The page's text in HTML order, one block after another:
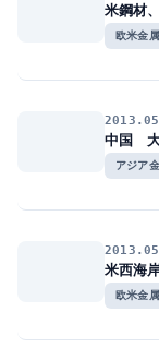
米鋼材
欧米金属
中国 大
アジア
米西海
欧米金属